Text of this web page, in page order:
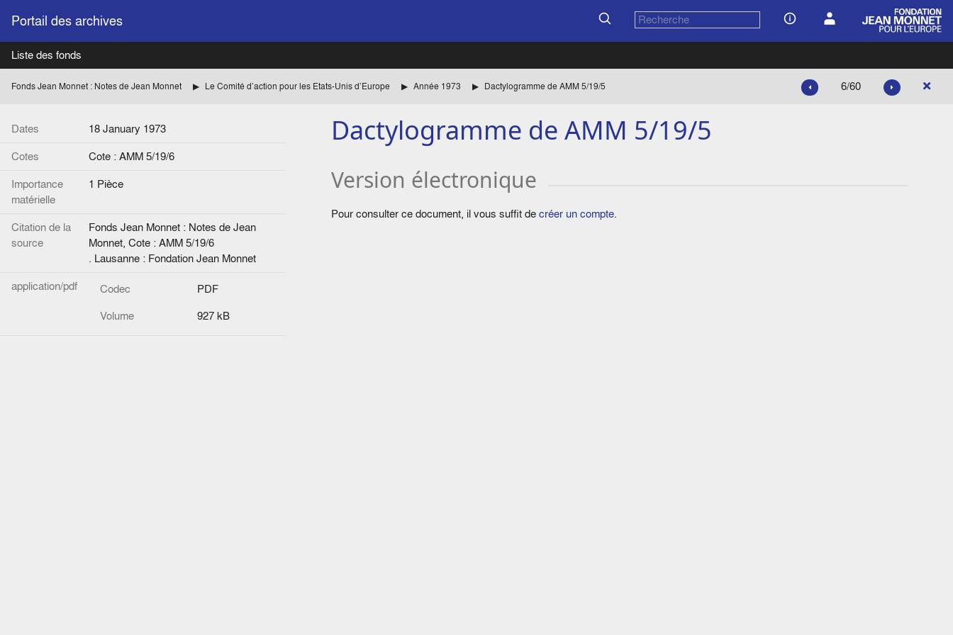
Portail des archives
Liste des fonds
Fonds Jean Monnet : Notes de Jean Monnet Le Comité d’action pour les Etats-Unis d’Europe Année 1973 Dactylogramme de AMM 5/19/5 6/60
Dates
18 January 1973
Cotes
Cote : AMM 5/19/6
Importance
matérielle
1 Pièce
Citation de la
source
Fonds Jean Monnet : Notes de Jean
Monnet, Cote : AMM 5/19/6
. Lausanne : Fondation Jean Monnet
application/pdf
Codec
PDF
Volume
927 kB
Dactylogramme de AMM 5/19/5
Version électronique
Pour consulter ce document, il vous suffit decréer un compte.